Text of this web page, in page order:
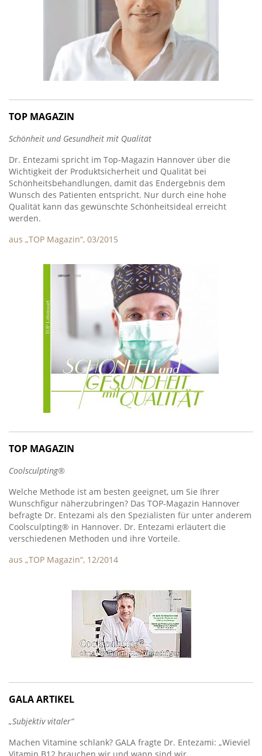
TOP MAGAZIN
Schönheit und Gesundheit mit Qualität
Dr. Entezami spricht im Top-Magazin Hannover über die
Wichtigkeit der Produktsicherheit und Qualität bei
Schönheitsbehandlungen, damit das Endergebnis dem
Wunsch des Patienten entspricht. Nur durch eine hohe
Qualität kann das gewünschte Schönheitsideal erreicht
werden.
aus „TOP Magazin“, 03/2015
TOP MAGAZIN
Coolsculpting®
Welche Methode ist am besten geeignet, um Sie Ihrer
Wunschfigur näherzubringen? Das TOP-Magazin Hannover
befragte Dr. Entezami als den Spezialisten für unter anderem
Coolsculpting® in Hannover. Dr. Entezami erläutert die
verschiedenen Methoden und ihre Vorteile.
aus „TOP Magazin“, 12/2014
GALA ARTIKEL
„Subjektiv vitaler“
Machen Vitamine schlank? GALA fragte Dr. Entezami: „Wieviel